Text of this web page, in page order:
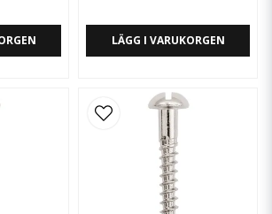
LÄGG I VARUKORGEN